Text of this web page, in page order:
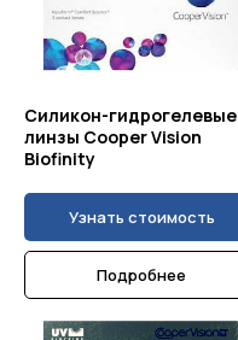
Силикон-гидрогелевые
линзы Cooper Vision
Biofinity
Узнать стоимость
Подробнее